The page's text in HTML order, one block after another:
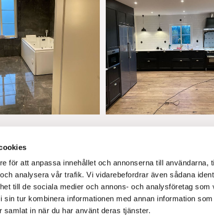
för att anpassa innehållet och annonserna till användarna,
analysera vår trafik. Vi vidarebefordrar även sådana
till de sociala medier och annons- och analysföretag som
tur kombinera informationen med annan information
samlat in när du har använt deras tjänster.